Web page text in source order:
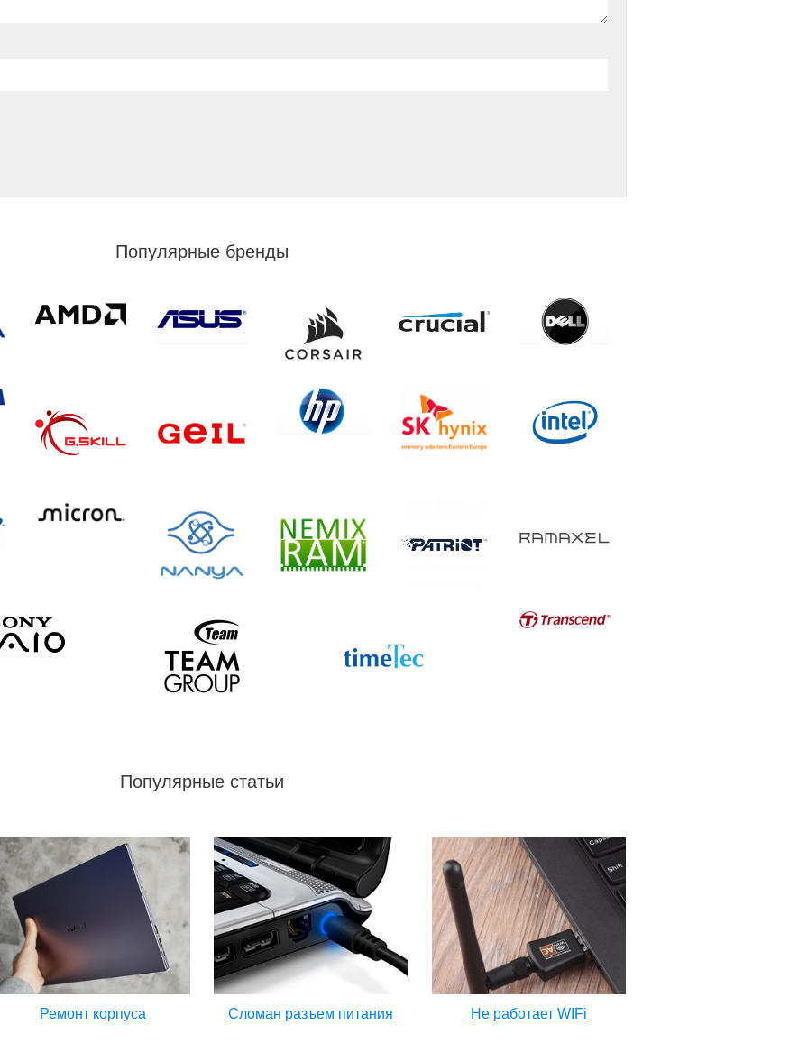
Популярные бренды
Популярные статьи
Ремонт корпуса Сломан разъем питания Не работает WIFi